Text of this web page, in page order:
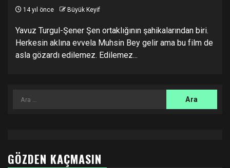
14 yıl önce Büyük Keyif
Yavuz Turgul-Şener Şen ortaklığının şahikalarından biri.
Herkesin aklına evvela Muhsin Bey gelir ama bu film de
asla gözardı edilemez. Edilemez...
Arama:
GÖZDEN KAÇMASIN